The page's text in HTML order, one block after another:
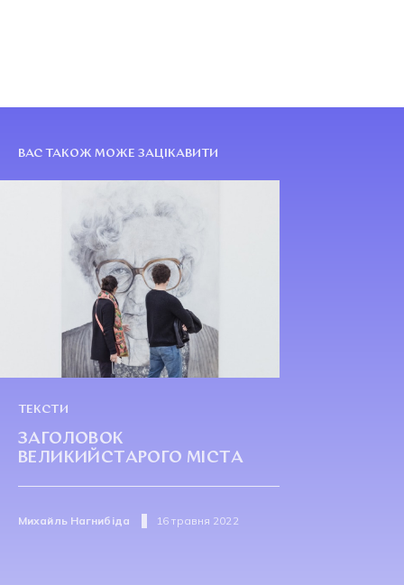
ВАС ТАКОЖ МОЖЕ ЗАЦІКАВИТИ
ТЕКСТИ
ЗАГОЛОВОК
ВЕЛИКИЙСТАРОГО МІСТА
Михайль Нагнибіда 16 травня 2022